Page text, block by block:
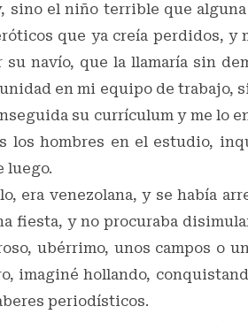
sino el niño terrible que
que ya creía perdidos, y
navío, que la llamaría sin
en mi equipo de trabajo,
su currículum y me lo
los hombres en el estudio,
luego.
era venezolana, y se había
fiesta, y no procuraba
ubérrimo, unos campos o
imaginé hollando,
periodísticos.